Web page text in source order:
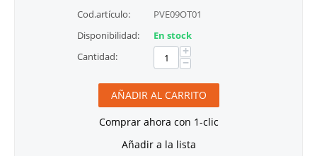
Cod.artículo:
PVE09OT01
Disponibilidad:
En stock
Cantidad:
+
−
AÑADIR AL CARRITO
Comprar ahora con 1-clic
Añadir a la lista